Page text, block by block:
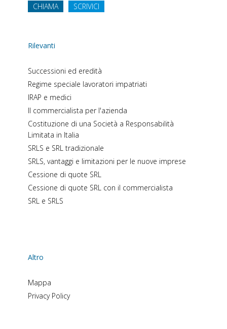
CHIAMA SCRIVICI
Rilevanti
Successioni ed eredità
Regime speciale lavoratori impatriati
IRAP e medici
Il commercialista per l'azienda
Costituzione di una Società a Responsabilità
Limitata in Italia
SRLS e SRL tradizionale
SRLS, vantaggi e limitazioni per le nuove imprese
Cessione di quote SRL
Cessione di quote SRL con il commercialista
SRL e SRLS
Altro
Mappa
Privacy Policy